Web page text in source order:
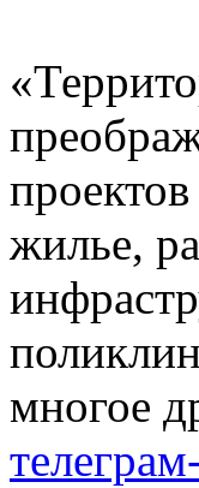
жилье,
многое